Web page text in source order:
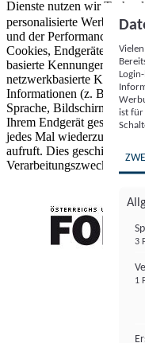
Dienste nutzen wir
personalisierte Werbung
und der Performance von
Cookies, Endgeräte- oder
basierte Kennungen,
netzwerkbasierte
Informationen (z. B.
Sprache, Bildschirmgröße,
Ihrem Endgerät
jedes Mal
aufruft. Dies geschieht für
Verarbeitungszwecke.
ist für
3
1
FONDS